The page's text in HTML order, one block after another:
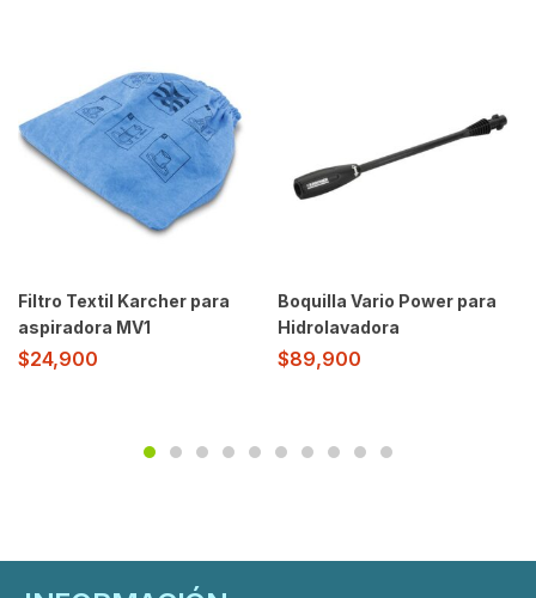
Filtro Textil Karcher para
aspiradora MV1
$24,900
Boquilla Vario Power para
Hidrolavadora
$89,900